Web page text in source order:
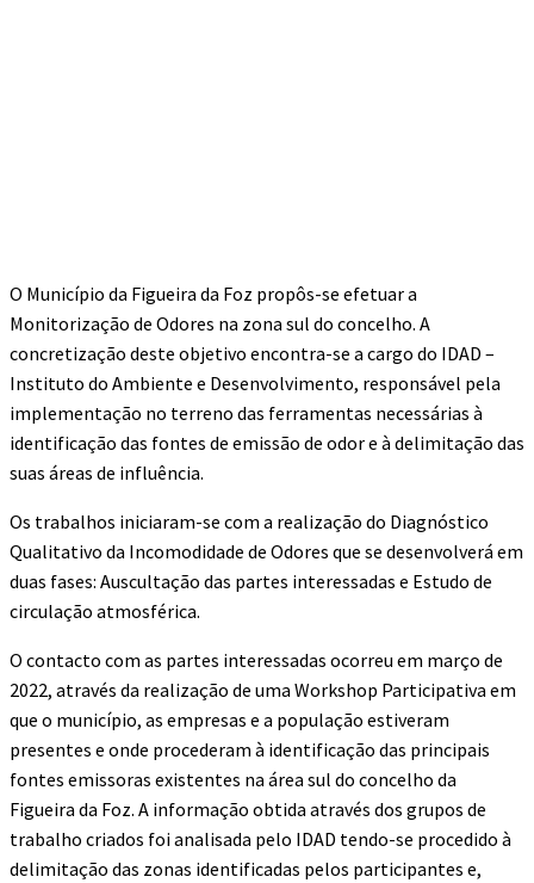
O Município da Figueira da Foz propôs-se efetuar a
Monitorização de Odores na zona sul do concelho. A
concretização deste objetivo encontra-se a cargo do IDAD –
Instituto do Ambiente e Desenvolvimento, responsável pela
implementação no terreno das ferramentas necessárias à
identificação das fontes de emissão de odor e à delimitação das
suas áreas de influência.
Os trabalhos iniciaram-se com a realização do Diagnóstico
Qualitativo da Incomodidade de Odores que se desenvolverá em
duas fases: Auscultação das partes interessadas e Estudo de
circulação atmosférica.
O contacto com as partes interessadas ocorreu em março de
2022, através da realização de uma Workshop Participativa em
que o município, as empresas e a população estiveram
presentes e onde procederam à identificação das principais
fontes emissoras existentes na área sul do concelho da
Figueira da Foz. A informação obtida através dos grupos de
trabalho criados foi analisada pelo IDAD tendo-se procedido à
delimitação das zonas identificadas pelos participantes e,